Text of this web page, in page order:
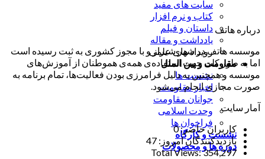
سایت های مفید
کتاب و نرم افزار
داستان و فیلم
یادداشت و مقاله
رویداد های علمی
مقاومت و بین الملل
نشست ها
اخبار مقاومت
جوانان مقاومت
وحدت اسلامی
فراخوان ها
نشست و کارگاه
دوره ها و محصولات
درباره هاتف
موسسه هاتف در شهر شیراز و با مجوز کشوری به ثبت رسیده است
اما به طور کلی جهت استفاده‌ی همه‌ی هموطنان از آموزش‌های
موسسه و همچنین به دلیل فرامرزی بودن فعالیت‌ها، تمام برنامه به
صورت مجازی انجام می‌شود.
آمار سایت
کاربران حاضر:0
بازدیدکنندگان امروز: 47
Total Views:354,297